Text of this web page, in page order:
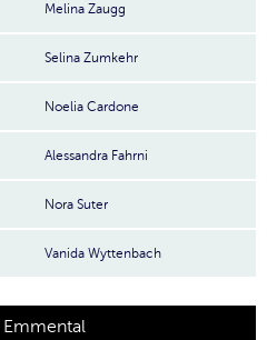
Melina Zaugg
Selina Zumkehr
Noelia Cardone
Alessandra Fahrni
Nora Suter
Vanida Wyttenbach